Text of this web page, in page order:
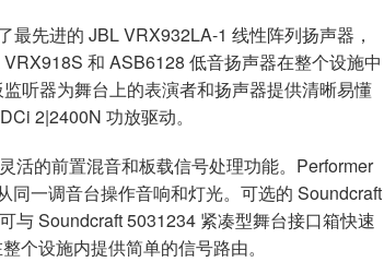
先进的 JBL VRX932LA-1 线性阵列扬声器，
和 ASB6128 低音扬声器在整个设施中
听器为舞台上的表演者和扬声器提供清晰易懂
2|2400N 功放驱动。
活的前置混音和板载信号处理功能。Performer
同一调音台操作音响和灯光。可选的 Soundcraft
与 Soundcraft 5031234 紧凑型舞台接口箱快速
个设施内提供简单的信号路由。